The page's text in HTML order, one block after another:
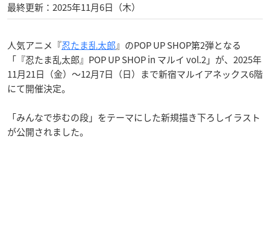
最終更新：2025年11月6日（木）
人気アニメ『忍たま乱太郎』のPOP UP SHOP第2弾となる
「『忍たま乱太郎』POP UP SHOP in マルイ vol.2」が、2025年
11月21日（金）〜12月7日（日）まで新宿マルイアネックス6階
にて開催決定。
「みんなで歩むの段」をテーマにした新規描き下ろしイラスト
が公開されました。